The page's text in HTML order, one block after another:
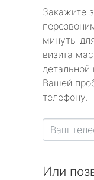
метро
метро
метро
метро Тульская
метро Тверская
Закажите
минуты
визита
детальной
Вашей
телефону.
Или